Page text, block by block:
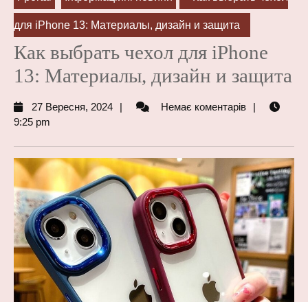
для iPhone 13: Материалы, дизайн и защита
Как выбрать чехол для iPhone
13: Материалы, дизайн и защита
27 Вересня, 2024
27
Немає коментарів
9:25 pm